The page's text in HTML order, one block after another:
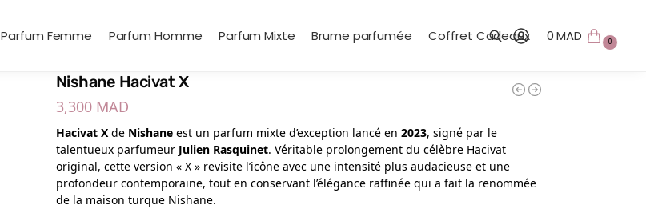
Parfum Femme Parfum Homme Parfum Mixte Brume parfumée Coffret Cadeaux 0MAD 0
Nishane Hacivat X
3,300 MAD
Hacivat Xde Nishaneest un parfum mixte d’exception lancé en 2023, signé par le
talentueux parfumeur Julien Rasquinet. Véritable prolongement du célèbre Hacivat
original, cette version « X » revisite l’icône avec une intensité plus audacieuse et une
profondeur contemporaine, tout en conservant l’élégance raffinée qui a fait la renommée
de la maison turque Nishane.